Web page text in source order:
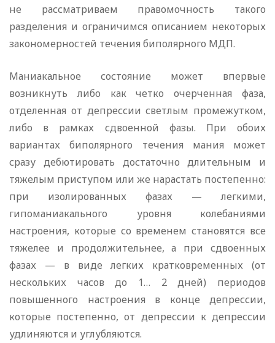
не рассматриваем правомочность такого
разделения и ограничимся описанием некоторых
закономерностей течения биполярного МДП.
Маниакальное состояние может впервые
возникнуть либо как четко очерченная фаза,
отделенная от депрессии светлым промежутком,
либо в рамках сдвоенной фазы. При обоих
вариантах биполярного течения мания может
сразу дебютировать достаточно длительным и
тяжелым приступом или же нарастать постепенно:
при изолированных фазах — легкими,
гипоманиакального уровня колебаниями
настроения, которые со временем становятся все
тяжелее и продолжительнее, а при сдвоенных
фазах — в виде легких кратковременных (от
нескольких часов до 1… 2 дней) периодов
повышенного настроения в конце депрессии,
которые постепенно, от депрессии к депрессии
удлиняются и углубляются.